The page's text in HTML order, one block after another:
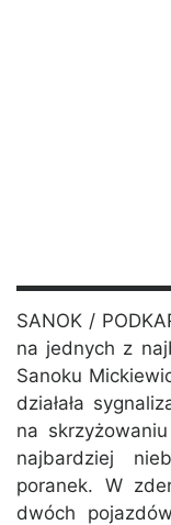
SANOK /
na jednych z
Sanoku
działała
na
najbardziej
poranek. W
dwóch